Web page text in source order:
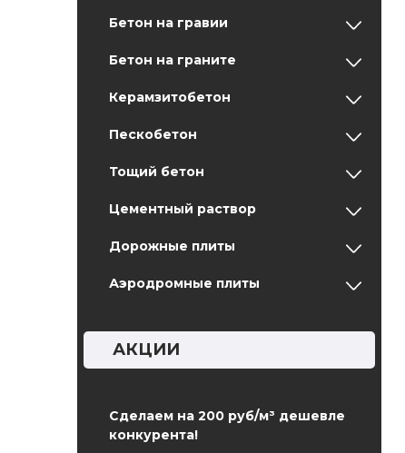
Бетон на гравии
Бетон на граните
Керамзитобетон
Пескобетон
Тощий бетон
Цементный раствор
Дорожные плиты
Аэродромные плиты
АКЦИИ
Сделаем на 200 руб/м³ дешевле
конкурента!